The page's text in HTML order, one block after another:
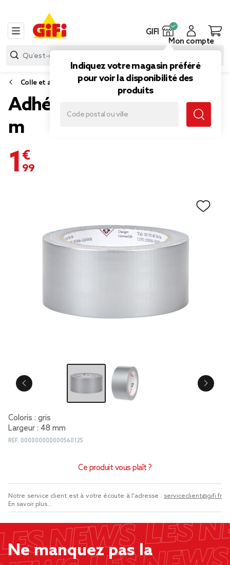
GIFI
Indiquez votre magasin préféré
pour voir la disponibilité des
produits
Mon compte
Colle et adhésif
Adhésif de réparation 25
m
1,99 €
Coloris : gris
Largeur : 48 mm
REF. 000000000000560125
Ce produit vous plaît ?
Notre service client est à votre écoute à l'adresse : serviceclient@gifi.fr
En savoir plus...
Ne manquez pas la